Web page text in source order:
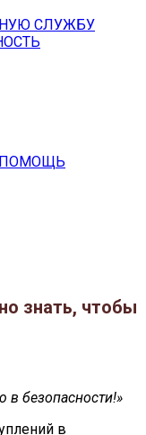
СЛУЖБУ
ПОМОЩЬ
знать, чтобы
безопасности!»
в